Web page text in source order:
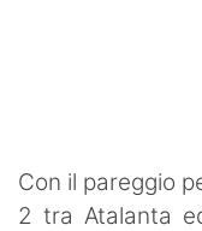
Con il pareggio
2 tra Atalanta